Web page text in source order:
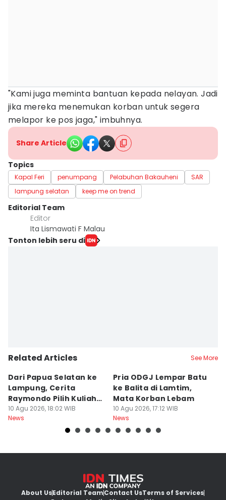
"Kami juga meminta bantuan kepada nelayan. Jadi
jika mereka menemukan korban untuk segera
melapor ke pos jaga," imbuhnya.
Share Article
Topics
Kapal Feri penumpang Pelabuhan Bakauheni
SAR
lampung selatan
keep me on trend
Editorial Team
Editor
Ita Lismawati F Malau
Tonton lebih seru di
Related Articles See More
Dari Papua Selatan ke
Lampung, Cerita
Raymondo Pilih Kuliah
ITERA
10 Agu 2026, 18:02 WIB
News
Pria ODGJ Lempar Batu
ke Balita di Lamtim,
Mata Korban Lebam
10 Agu 2026, 17:12 WIB
News
About UsEditorial TeamContact UsTerms of Services